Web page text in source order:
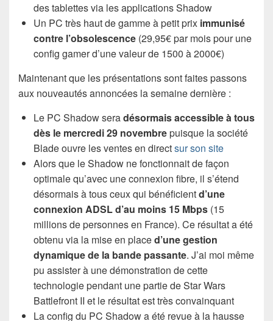
des tablettes via les applications Shadow
Un PC très haut de gamme à petit prix immunisé
contre l’obsolescence (29,95€ par mois pour une
config gamer d’une valeur de 1500 à 2000€)
Maintenant que les présentations sont faites passons
aux nouveautés annoncées la semaine dernière :
Le PC Shadow seradésormais accessible à tous
dès le mercredi 29 novembrepuisque la société
Blade ouvre les ventes en directsur son site
Alors que le Shadow ne fonctionnait de façon
optimale qu’avec une connexion fibre, il s’étend
désormais à tous ceux qui bénéficientd’une
connexion ADSL d’au moins 15 Mbps (15
millions de personnes en France). Ce résultat a été
obtenu via la mise en placed’une gestion
dynamique de la bande passante. J’ai moi même
pu assister à une démonstration de cette
technologie pendant une partie de Star Wars
Battlefront II et le résultat est très convainquant
La config du PC Shadow a été revue à la hausse